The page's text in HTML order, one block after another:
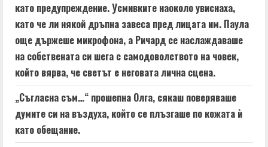
като предупреждение. Усмивките наоколо увиснаха,
като че ли някой дръпна завеса пред лицата им. Паула
още държеше микрофона, а Ричард се наслаждаваше
на собствената си шега с самодоволството на човек,
който вярва, че светът е неговата лична сцена.
„Съгласна съм…“ прошепна Олга, сякаш поверяваше
думите си на въздуха, който се плъзгаше по кожата ѝ
като обещание.